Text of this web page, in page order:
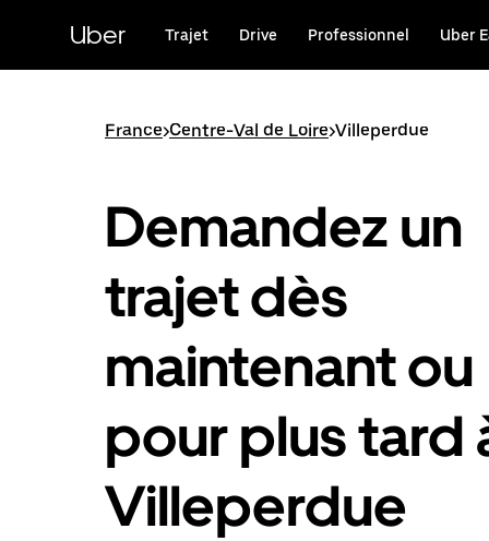
principal
Uber Trajet Drive Professionnel Uber
France>Centre-Val de Loire>Villeperdue
Demandez un
trajet dès
maintenant ou
pour plus tard
Villeperdue